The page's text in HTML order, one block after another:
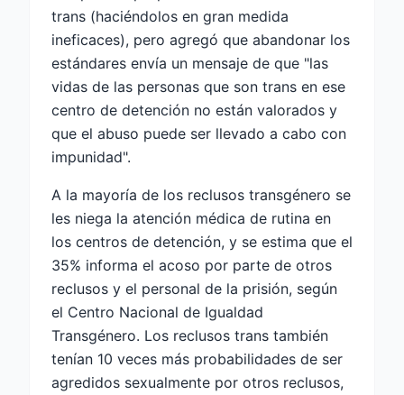
trans (haciéndolos en gran medida
ineficaces), pero agregó que abandonar los
estándares envía un mensaje de que "las
vidas de las personas que son trans en ese
centro de detención no están valorados y
que el abuso puede ser llevado a cabo con
impunidad".
A la mayoría de los reclusos transgénero se
les niega la atención médica de rutina en
los centros de detención, y se estima que el
35% informa el acoso por parte de otros
reclusos y el personal de la prisión, según
el Centro Nacional de Igualdad
Transgénero. Los reclusos trans también
tenían 10 veces más probabilidades de ser
agredidos sexualmente por otros reclusos,